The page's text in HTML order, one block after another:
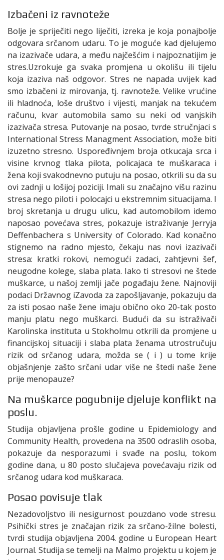
Izbačeni iz ravnoteže
Bolje je spriječiti nego liječiti, izreka je koja ponajbolje
odgovara srčanom udaru. To je moguće kad djelujemo
na izazivače udara, a među najčešćim i najpoznatijim je
stres.Uzrokuje ga svaka promjena u okolišu ili tijelu
koja izaziva naš odgovor. Stres ne napada uvijek kad
smo izbačeni iz mirovanja, tj. ravnoteže. Velike vrućine
ili hladnoća, loše društvo i vijesti, manjak na tekućem
računu, kvar automobila samo su neki od vanjskih
izazivača stresa. Putovanje na posao, tvrde stručnjaci s
International Stress Managment Association, može biti
izuzetno stresno. Uspoređivnjem broja otkucaja srca i
visine krvnog tlaka pilota, policajaca te muškaraca i
žena koji svakodnevno putuju na posao, otkrili su da su
ovi zadnji u lošijoj poziciji. Imali su značajno višu razinu
stresa nego piloti i polocajci u ekstremnim situacijama. I
broj skretanja u drugu ulicu, kad automobilom idemo
naposao povećava stres, pokazuje istraživanje Jerryja
Deffenbachera s University of Colorado. Kad konačno
stignemo na radno mjesto, čekaju nas novi izazivači
stresa: kratki rokovi, nemogući zadaci, zahtjevni šef,
neugodne kolege, slaba plata. Iako ti stresovi ne štede
muškarce, u našoj zemlji jače pogađaju žene. Najnoviji
podaci Državnog iZavoda za zapošljavanje, pokazuju da
za isti posao naše žene imaju obično oko 20-tak posto
manju platu nego muškarci. Budući da su istraživači
Karolinska instituta u Stokholmu otkrili da promjene u
financijskoj situaciji i slaba plata ženama utrostručuju
rizik od srčanog udara, možda se ( i ) u tome krije
objašnjenje zašto srčani udar više ne štedi naše žene
prije menopauze?
Na muškarce pogubnije djeluje konflikt na
poslu.
Studija objavljena prošle godine u Epidemiology and
Community Health, provedena na 3500 odraslih osoba,
pokazuje da nesporazumi i svađe na poslu, tokom
godine dana, u 80 posto slučajeva povećavaju rizik od
srčanog udara kod muškaraca.
Posao povisuje tlak
Nezadovoljstvo ili nesigurnost pouzdano vode stresu.
Psihički stres je značajan rizik za srčano-žilne bolesti,
tvrdi studija objavljena 2004. godine u European Heart
Journal. Studija se temelji na Malmo projektu u kojem je